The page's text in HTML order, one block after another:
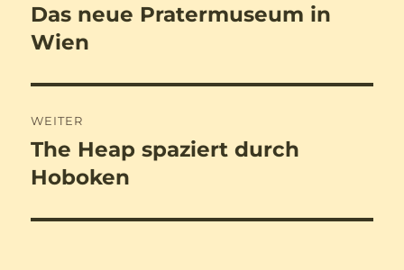
Vorheriger
Beitrag:
Das neue Pratermuseum in
Wien
WEITER
Nächster
Beitrag:
The Heap spaziert durch
Hoboken